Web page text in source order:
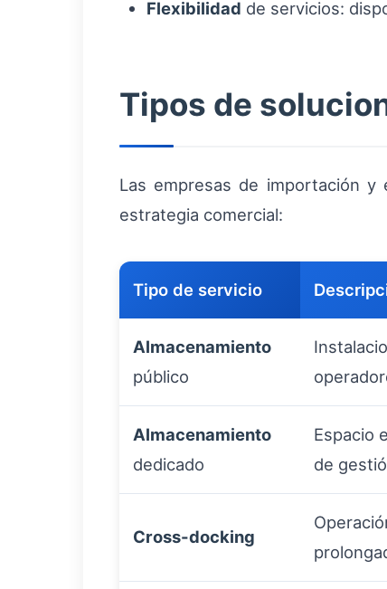
Flexibilidad de servicios:
Tipos de
Las empresas de importación
estrategia comercial:
Tipo de servicio
Almacenamiento
público
Almacenamiento
dedicado
Espacio
de
Cross-docking